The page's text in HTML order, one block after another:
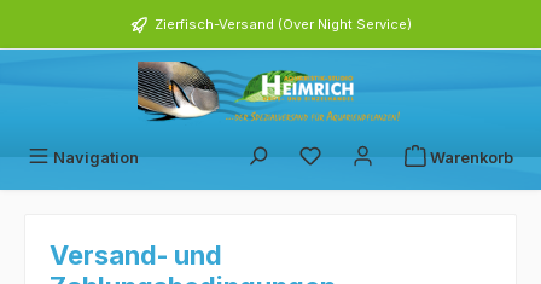
Zierfisch-Versand (Over Night Service)
Navigation Du hast 0 Produkte auf dem
Warenkorb
Versand- und